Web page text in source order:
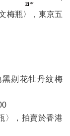
梅瓶〉，東京五
剔花牡丹紋梅
〉，拍賣於香港